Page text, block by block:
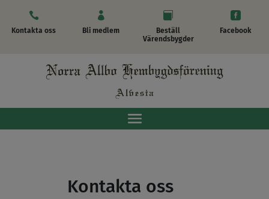

Kontakta oss

Bli medlem

Beställ
Värendsbygder

Facebook
Kontakta oss